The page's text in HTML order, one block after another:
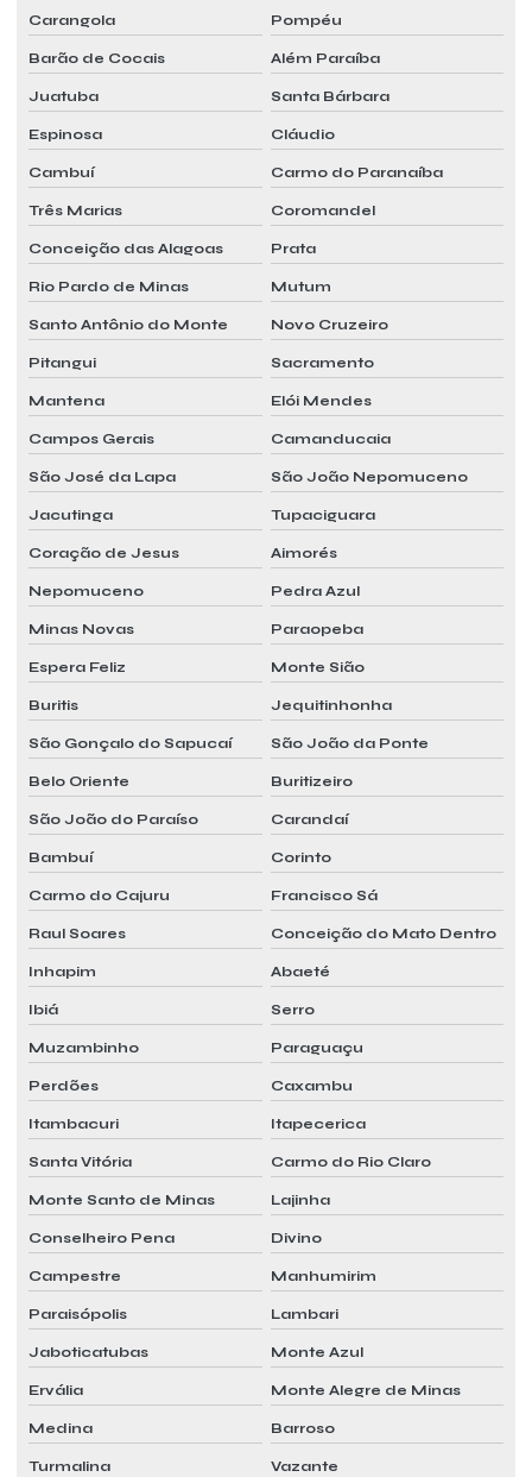
Sistema vrf dutado
Sistema vrf preço
Sistema vrf de refrigeração
Sistema vrf e vrv
Valor laudo pmoc
Valor pmoc
Valor pmoc mensal
Carangola Pompéu
Barão de Cocais Além Paraíba
Juatuba Santa Bárbara
Espinosa Cláudio
Cambuí Carmo do Paranaíba
Três Marias Coromandel
Conceição das Alagoas Prata
Rio Pardo de Minas Mutum
Santo Antônio do Monte Novo Cruzeiro
Pitangui Sacramento
Mantena Elói Mendes
Campos Gerais Camanducaia
São José da Lapa São João Nepomuceno
Jacutinga Tupaciguara
Coração de Jesus Aimorés
Nepomuceno Pedra Azul
Minas Novas Paraopeba
Espera Feliz Monte Sião
Buritis Jequitinhonha
São Gonçalo do Sapucaí São João da Ponte
Belo Oriente Buritizeiro
São João do Paraíso Carandaí
Bambuí Corinto
Carmo do Cajuru Francisco Sá
Raul Soares Conceição do Mato Dentro
Inhapim Abaeté
Ibiá Serro
Muzambinho Paraguaçu
Perdões Caxambu
Itambacuri Itapecerica
Santa Vitória Carmo do Rio Claro
Monte Santo de Minas Lajinha
Conselheiro Pena Divino
Campestre Manhumirim
Paraisópolis Lambari
Jaboticatubas Monte Azul
Ervália Monte Alegre de Minas
Medina Barroso
Turmalina Vazante